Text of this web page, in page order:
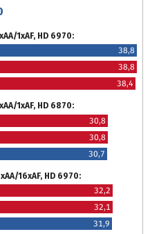
1xAF, HD 6970:
38,8
38,8
38,4
1xAF, HD 6870:
30,8
30,8
30,7
16xAF, HD 6970:
32,2
32,1
31,9